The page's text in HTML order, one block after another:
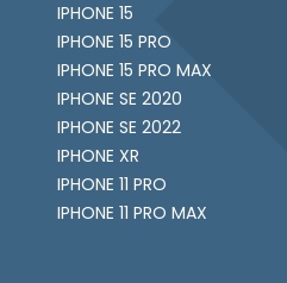
IPHONE 15
IPHONE 15 PRO
IPHONE 15 PRO MAX
IPHONE SE 2020
IPHONE SE 2022
IPHONE XR
IPHONE 11 PRO
IPHONE 11 PRO MAX